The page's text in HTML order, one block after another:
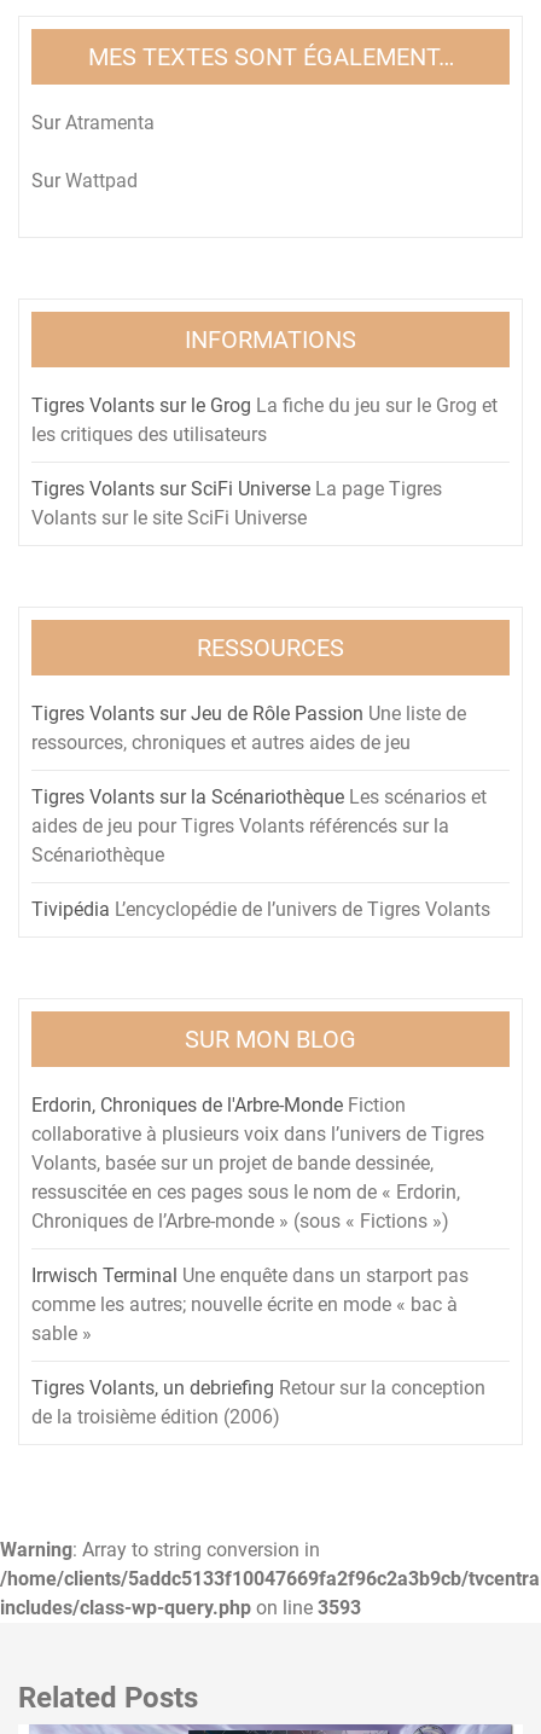
MES TEXTES SONT ÉGALEMENT…
Sur Atramenta
Sur Wattpad
INFORMATIONS
Tigres Volants sur le Grog La fiche du jeu sur le Grog et
les critiques des utilisateurs
Tigres Volants sur SciFi Universe La page Tigres
Volants sur le site SciFi Universe
RESSOURCES
Tigres Volants sur Jeu de Rôle Passion Une liste de
ressources, chroniques et autres aides de jeu
Tigres Volants sur la Scénariothèque Les scénarios et
aides de jeu pour Tigres Volants référencés sur la
Scénariothèque
Tivipédia L’encyclopédie de l’univers de Tigres Volants
SUR MON BLOG
Erdorin, Chroniques de l'Arbre-Monde Fiction
collaborative à plusieurs voix dans l’univers de Tigres
Volants, basée sur un projet de bande dessinée,
ressuscitée en ces pages sous le nom de « Erdorin,
Chroniques de l’Arbre-monde » (sous « Fictions »)
Irrwisch Terminal Une enquête dans un starport pas
comme les autres; nouvelle écrite en mode « bac à
sable »
Tigres Volants, un debriefing Retour sur la conception
de la troisième édition (2006)
Warning: Array to string conversion in
/home/clients/5addc5133f10047669fa2f96c2a3b9cb/
includes/class-wp-query.php on line 3593
Related Posts